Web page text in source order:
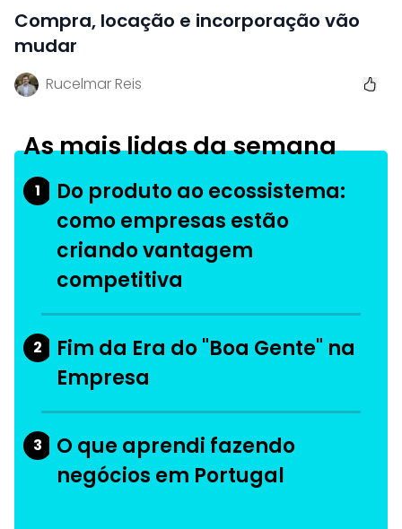
Compra, locação e incorporação vão
mudar
Rucelmar Reis
As mais lidas da semana
1
Do produto ao ecossistema:
como empresas estão
criando vantagem
competitiva
2
Fim da Era do "Boa Gente" na
Empresa
3
O que aprendi fazendo
negócios em Portugal